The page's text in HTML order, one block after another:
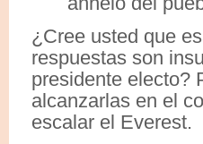
¿Cree usted que
respuestas son
presidente electo?
alcanzarlas en el
escalar el Everest.